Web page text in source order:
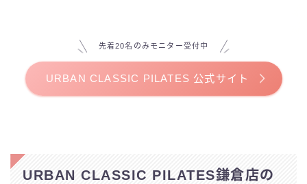
WECLE
先着20名のみモニター受付中
URBAN CLASSIC PILATES 公式サイト
URBAN CLASSIC PILATES鎌倉店の